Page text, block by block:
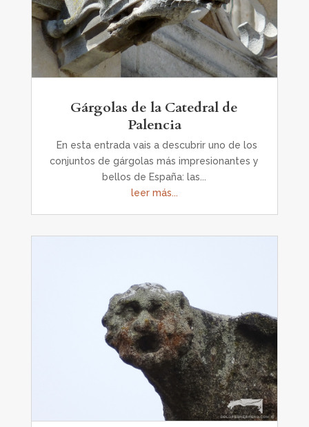
Gárgolas de la Catedral de
Palencia
En esta entrada vais a descubrir uno de los
conjuntos de gárgolas más impresionantes y
bellos de España: las...
leer más...